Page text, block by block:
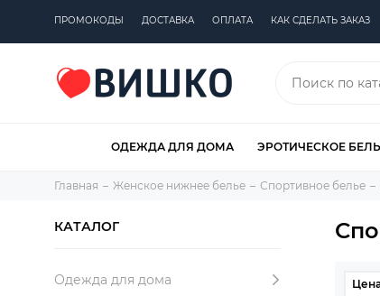
ПРОМОКОДЫ ДОСТАВКА ОПЛАТА КАК СДЕЛАТЬ ЗАКАЗ
ОДЕЖДА ДЛЯ ДОМА ЭРОТИЧЕСКОЕ
Главная Женское нижнее белье Спортивное белье
КАТАЛОГ
Одежда для дома